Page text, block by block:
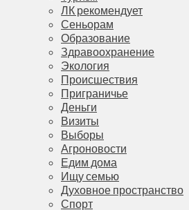
ЛК рекомендует
Сеньорам
Образование
Здравоохранение
Экология
Происшествия
Приграничье
Деньги
Визиты
Выборы
Агроновости
Едим дома
Ищу семью
Духовное пространство
Спорт